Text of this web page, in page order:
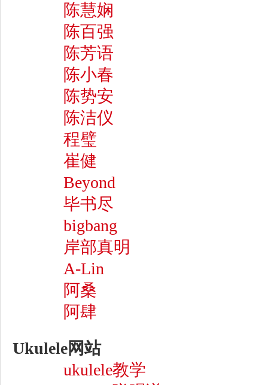
陈慧娴
陈百强
陈芳语
陈小春
陈势安
陈洁仪
程璧
崔健
Beyond
毕书尽
bigbang
岸部真明
A-Lin
阿桑
阿肆
Ukulele网站
ukulele教学